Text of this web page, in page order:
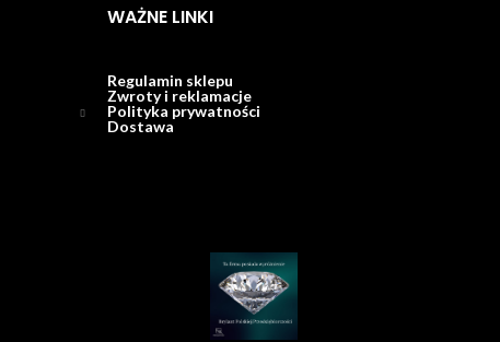
WAŻNE LINKI
Regulamin sklepu
Zwroty i reklamacje
Polityka prywatności
Dostawa